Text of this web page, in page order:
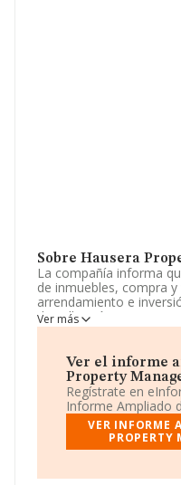
Sobre Hausera
La compañía informa
de inmuebles, compra
arrendamiento e
digitallzación en
proyectos de inversión.
mercado. promoción
inscrita en el Registro
Anónima. La actividad
a 'Agentes de la
6831. La empresa no
exteriores.
con número de
Ver más
Ver el informe
Property
Regístrate en
Informe Ampliado
VER INFORME
PROPERTY